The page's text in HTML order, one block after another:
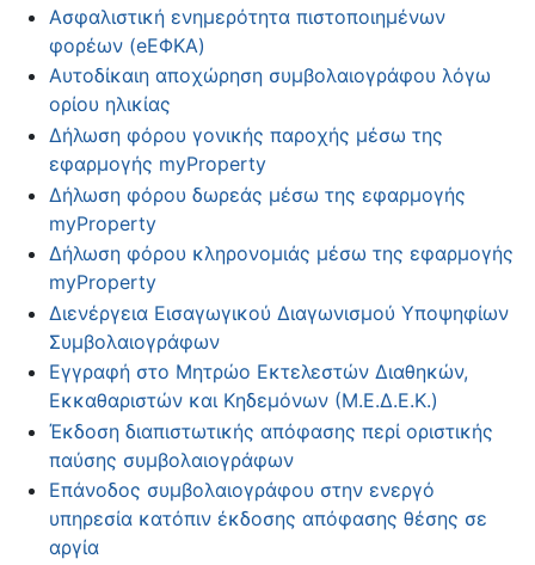
Ασφαλιστική ενημερότητα πιστοποιημένων
φορέων (eΕΦΚΑ)
Αυτοδίκαιη αποχώρηση συμβολαιογράφου λόγω
ορίου ηλικίας
Δήλωση φόρου γονικής παροχής μέσω της
εφαρμογής myProperty
Δήλωση φόρου δωρεάς μέσω της εφαρμογής
myProperty
Δήλωση φόρου κληρονομιάς μέσω της εφαρμογής
myProperty
Διενέργεια Εισαγωγικού Διαγωνισμού Υποψηφίων
Συμβολαιογράφων
Εγγραφή στο Μητρώο Εκτελεστών Διαθηκών,
Εκκαθαριστών και Κηδεμόνων (Μ.Ε.Δ.Ε.Κ.)
Έκδοση διαπιστωτικής απόφασης περί οριστικής
παύσης συμβολαιογράφων
Επάνοδος συμβολαιογράφου στην ενεργό
υπηρεσία κατόπιν έκδοσης απόφασης θέσης σε
αργία